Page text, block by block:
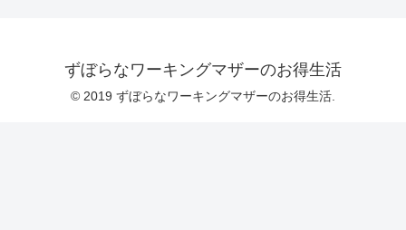
ずぼらなワーキングマザーのお得生活
© 2019 ずぼらなワーキングマザーのお得生活.